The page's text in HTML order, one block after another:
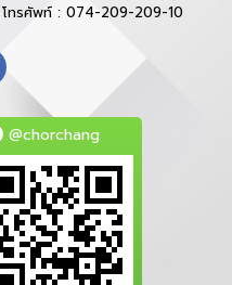
โทรศัพท์ : 074-209-209-10
@chorchang